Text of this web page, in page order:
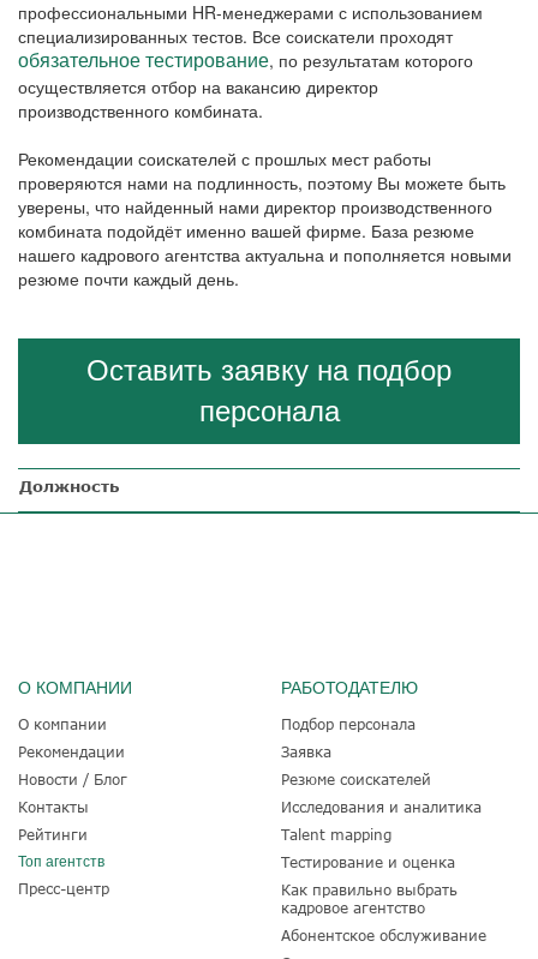
профессиональными HR-менеджерами с использованием
специализированных тестов. Все соискатели проходят
обязательное тестирование, по результатам которого
осуществляется отбор на вакансию директор
производственного комбината.
Рекомендации соискателей с прошлых мест работы
проверяются нами на подлинность, поэтому Вы можете быть
уверены, что найденный нами директор производственного
комбината подойдёт именно вашей фирме. База резюме
нашего кадрового агентства актуальна и пополняется новыми
резюме почти каждый день.
Оставить заявку на подбор
персонала
Должность
О КОМПАНИИ
О компании
Рекомендации
Новости / Блог
Контакты
Рейтинги
Топ агентств
Пресс-центр
РАБОТОДАТЕЛЮ
Подбор персонала
Заявка
Резюме соискателей
Исследования и аналитика
Talent mapping
Тестирование и оценка
Как правильно выбрать
кадровое агентство
Абонентское обслуживание